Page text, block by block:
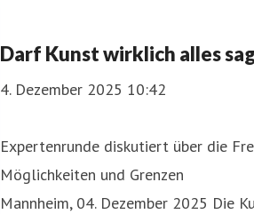
Darf Kunst wirklich alles
4. Dezember 2025 10:42
Expertenrunde diskutiert über die
Möglichkeiten und Grenzen
Mannheim, 04. Dezember 2025 Die